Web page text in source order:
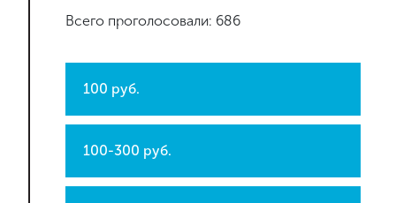
Всего проголосовали: 686
100 руб.
100-300 руб.